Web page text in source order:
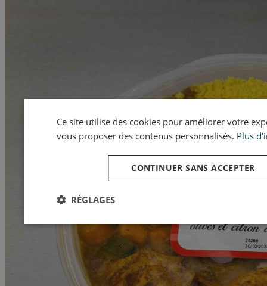
Ce site utilise des cookies pour améliorer votre
vous proposer des contenus personnalisés. Plus
CONTINUER SANS ACCEPTER
RÉGLAGES